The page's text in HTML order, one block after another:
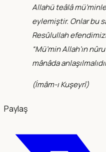
Allahü teâlâ
eylemiştir. Onlar bu
Resûlullah
“Mü’min Allah’ın
mânâda
(İmâm-ı Kuşeyrî)
Paylaş